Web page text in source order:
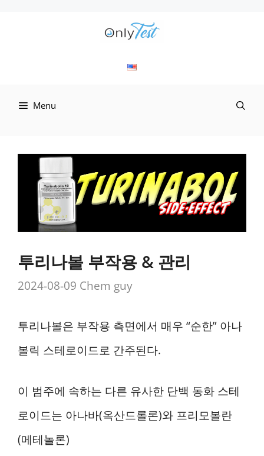
Menu
투리나볼 부작용 & 관리
2024-08-09 Chem guy
투리나볼은 부작용 측면에서 매우 “순한” 아나
볼릭 스테로이드로 간주된다.
이 범주에 속하는 다른 유사한 단백 동화 스테
로이드는 아나바(옥산드롤론)와 프리모볼란
(메테놀론)